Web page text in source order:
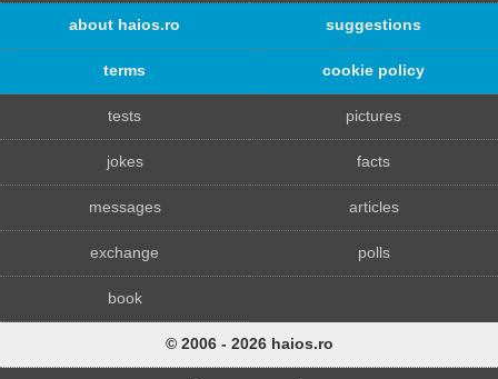
about haios.ro suggestions
terms cookie policy
tests pictures
jokes facts
messages articles
exchange polls
book
© 2006 - 2026 haios.ro